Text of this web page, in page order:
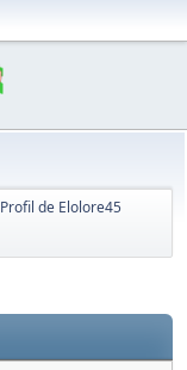
Profil de Elolore45